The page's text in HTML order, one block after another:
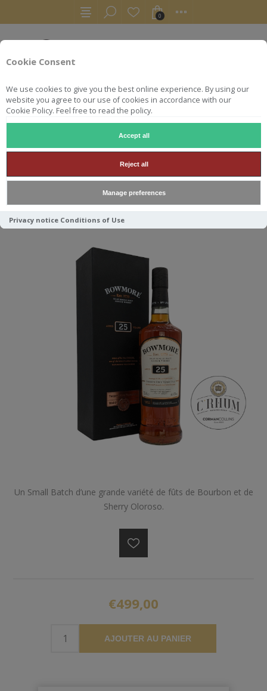
Cookie Consent
We use cookies to give you the best online experience. By using our
website you agree to our use of cookies in accordance with our
Cookie Policy. Feel free to read the policy.
Accept all
Reject all
Manage preferences
Privacy notice Conditions of Use
0
BOWMORE 25Y 43° 70CL
Un Small Batch d’une grande variété de fûts de Bourbon et de
Sherry Oloroso.
€499,00
AJOUTER AU PANIER